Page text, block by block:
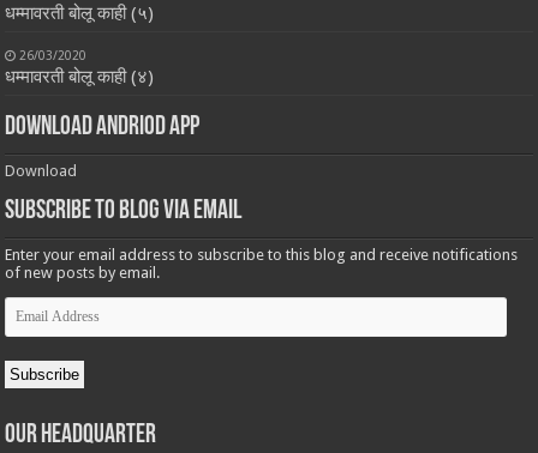
धम्मावरती बोलू काही (५)
26/03/2020
धम्मावरती बोलू काही (४)
Download Andriod App
Download
Subscribe to Blog via Email
Enter your email address to subscribe to this blog and receive notifications
of new posts by email.
Email
Address
Subscribe
Our Headquarter